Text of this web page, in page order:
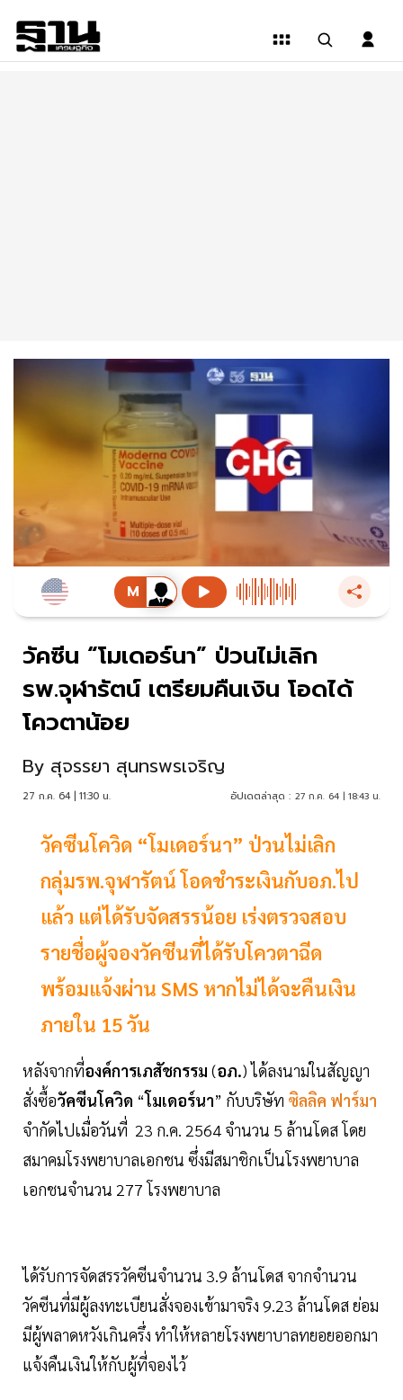
วัคซีน “โมเดอร์นา” ป่วนไม่เลิก
รพ.จุฬารัตน์ เตรียมคืนเงิน โอดได้
โควตาน้อย
By สุจรรยา สุนทรพรเจริญ
27 ก.ค. 64 | 11:30 น. อัปเดตล่าสุด : 27 ก.ค. 64 | 18:43 น.
วัคซีนโควิด “โมเดอร์นา” ป่วนไม่เลิก
กลุ่มรพ.จุฬารัตน์ โอดชำระเงินกับอภ.ไป
แล้ว แต่ได้รับจัดสรรน้อย เร่งตรวจสอบ
รายชื่อผู้จองวัคซีนที่ได้รับโควตาฉีด
พร้อมแจ้งผ่าน SMS หากไม่ได้จะคืนเงิน
ภายใน 15 วัน
หลังจากที่องค์การเภสัชกรรม (อภ.) ได้ลงนามในสัญญา
สั่งซื้อวัคซีนโควิด “โมเดอร์นา” กับบริษัท ซิลลิค ฟาร์มา
จำกัดไปเมื่อวันที่ 23 ก.ค. 2564 จำนวน 5 ล้านโดส โดย
สมาคมโรงพยาบาลเอกชน ซึ่งมีสมาชิกเป็นโรงพยาบาล
เอกชนจำนวน 277 โรงพยาบาล
ได้รับการจัดสรรวัคซีนจำนวน 3.9 ล้านโดส จากจำนวน
วัคซีนที่มีผู้ลงทะเบียนสั่งจองเข้ามาจริง 9.23 ล้านโดส ย่อม
มีผู้พลาดหวังเกินครึ่ง ทำให้หลายโรงพยาบาลทยอยออกมา
แจ้งคืนเงินให้กับผู้ที่จองไว้